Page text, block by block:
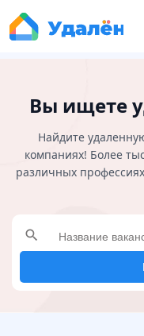
Вы ищете
Найдите
компаниях! Более
различных
search